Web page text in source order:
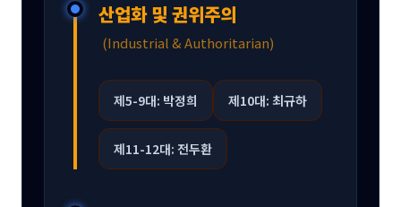
산업화 및 권위주의
(Industrial & Authoritarian)
제5-9대: 박정희 제10대: 최규하
제11-12대: 전두환